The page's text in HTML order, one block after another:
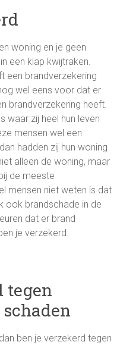
woning en je geen
een klap kwijtraken.
een brandverzekering
wel eens voor dat er
brandverzekering heeft.
waar zij heel hun leven
mensen wel een
hadden zij hun woning
alleen de woning, maar
de meeste
mensen niet weten is dat
ook brandschade in de
dat er brand
je verzekerd.
tegen
ben je verzekerd tegen